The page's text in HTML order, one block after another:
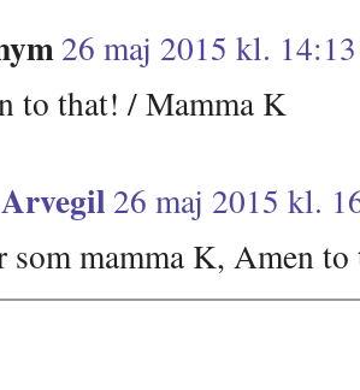
26 maj 2015 kl. 14:13
to that! / Mamma K
26 maj 2015 kl.
som mamma K, Amen to